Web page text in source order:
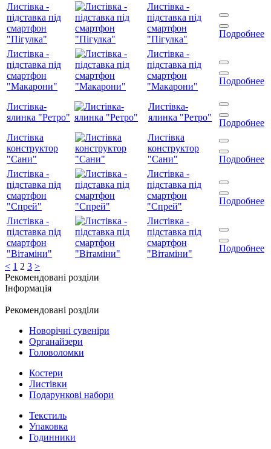
Листівка -
підставка під
смартфон
"Пігулка"
Листівка -
підставка під
смартфон
"Пігулка"
Подробнее
Листівка -
підставка під
смартфон
"Макарони"
Листівка -
підставка під
смартфон
"Макарони"
Подробнее
Листівка-
ялинка "Ретро"
Листівка-
ялинка "Ретро"
Подробнее
Листівка
конструктор
"Сани"
Листівка
конструктор
"Сани"
Подробнее
Листівка -
підставка під
смартфон
"Спрей"
Листівка -
підставка під
смартфон
"Спрей"
Подробнее
Листівка -
підставка під
смартфон
"Вітаміни"
Листівка -
підставка під
смартфон
"Вітаміни"
Подробнее
< 1 2 3 >
Рекомендовані розділи
Інформація
Рекомендовані розділи
Новорічні сувеніри
Органайзери
Головоломки
Костери
Листівки
Подарункові набори
Текстиль
Упаковка
Годинники